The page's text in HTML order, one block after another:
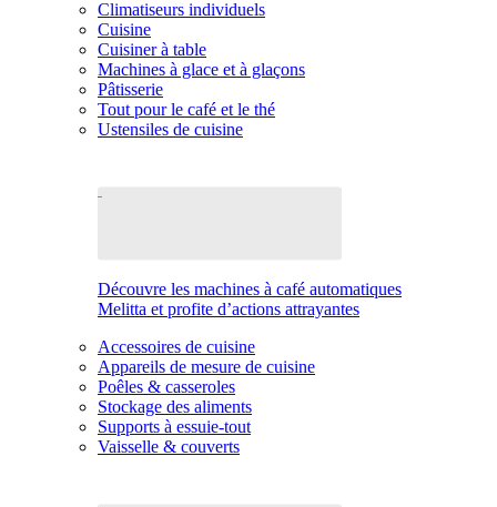
Climatiseurs individuels
Cuisine
Cuisiner à table
Machines à glace et à glaçons
Pâtisserie
Tout pour le café et le thé
Ustensiles de cuisine
Découvre les machines à café automatiques
Melitta et profite d’actions attrayantes
Accessoires de cuisine
Appareils de mesure de cuisine
Poêles & casseroles
Stockage des aliments
Supports à essuie-tout
Vaisselle & couverts